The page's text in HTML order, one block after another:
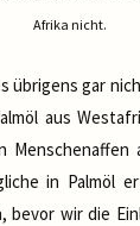
Afrika nicht.
übrigens gar
aus
Menschenaffen
in Palmöl
bevor wir die